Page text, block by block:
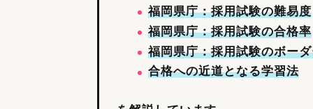
福岡県庁：採用試験の難易度
福岡県庁：採用試験の合格率
福岡県庁：採用試験のボー
合格への近道となる学習法